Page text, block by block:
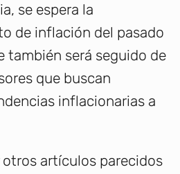
se espera la
de inflación del pasado
también será seguido de
que buscan
inflacionarias a
artículos parecidos